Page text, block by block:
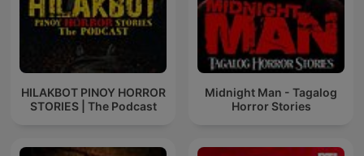
HILAKBOT PINOY HORROR
STORIES | The Podcast
Midnight Man - Tagalog
Horror Stories